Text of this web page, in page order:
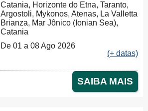
Catania, Horizonte do Etna, Taranto,
Argostoli, Mykonos, Atenas, La Valletta
Brianza, Mar Jônico (Ionian Sea),
Catania
De 01 a 08 Ago 2026
(+ datas)
SAIBA MAIS